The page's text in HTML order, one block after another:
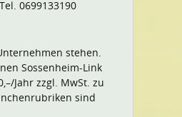
0699133190
stehen.
Sossenheim-Link
Jahr zzgl. MwSt. zu
sind